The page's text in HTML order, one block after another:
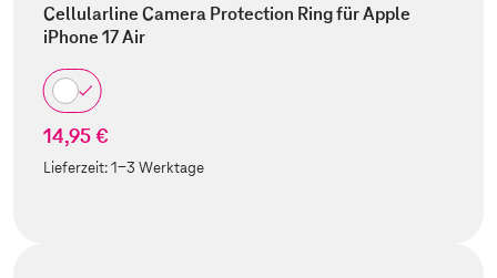
Cellularline Camera Protection Ring für Apple
iPhone 17 Air
14,95 €
Lieferzeit:1-3 Werktage